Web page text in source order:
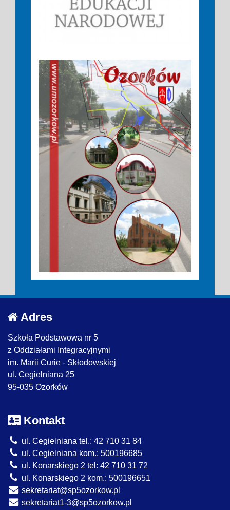
Adres
Szkoła Podstawowa nr 5
z Oddziałami Integracyjnymi
im. Marii Curie - Skłodowskiej
ul. Cegielniana 25
95-035 Ozorków
Kontakt
ul. Cegielniana tel.: 42 710 31 84
ul. Cegielniana kom.: 500196685
ul. Konarskiego 2 tel: 42 710 31 72
ul. Konarskiego 2 kom.: 500196651
sekretariat@sp5ozorkow.pl
sekretariat1-3@sp5ozorkow.pl